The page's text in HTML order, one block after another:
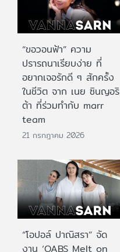
“ขอวอนฟ้า” ความ
ปรารถนาเรียบง่าย ที่
อยากเจอรักดี ๆ สักครั้ง
ในชีวิต จาก เนย ซินญอริ
ต้า ที่ร่วมทำกับ marr
team
21 กรกฎาคม 2026
“โอปอล์ ปาณิสรา” จัด
งาน ‘OABS Melt on